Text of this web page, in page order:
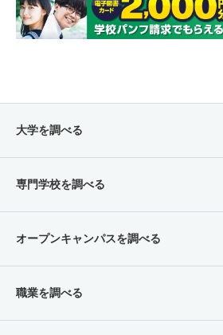
大学を調べる
専門学校を調べる
オープンキャンパスを調べる
職業を調べる